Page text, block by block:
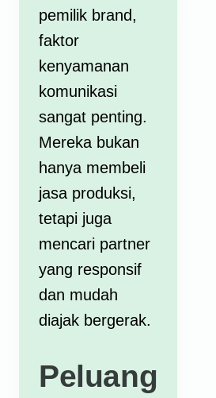
pemilik brand,
faktor
kenyamanan
komunikasi
sangat penting.
Mereka bukan
hanya membeli
jasa produksi,
tetapi juga
mencari partner
yang responsif
dan mudah
diajak bergerak.
Peluang